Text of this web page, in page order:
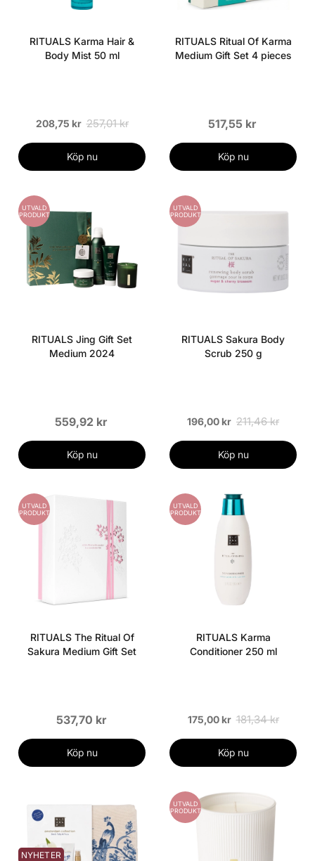
RITUALS Karma Hair &
Body Mist 50 ml
208,75 kr 257,01 kr
Köp nu
RITUALS Ritual Of Karma
Medium Gift Set 4 pieces
517,55 kr
Köp nu
UTVALD
PRODUKT
RITUALS Jing Gift Set
Medium 2024
559,92 kr
Köp nu
UTVALD
PRODUKT
RITUALS Sakura Body
Scrub 250 g
196,00 kr 211,46 kr
Köp nu
UTVALD
PRODUKT
RITUALS The Ritual Of
Sakura Medium Gift Set
537,70 kr
Köp nu
UTVALD
PRODUKT
RITUALS Karma
Conditioner 250 ml
175,00 kr 181,34 kr
Köp nu
NYHETER
UTVALD
PRODUKT